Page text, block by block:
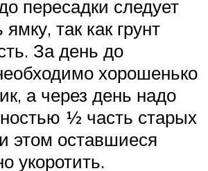
пересадки следует
ямку, так как грунт
За день до
хорошенько
а через день надо
½ часть старых
этом оставшиеся
укоротить.